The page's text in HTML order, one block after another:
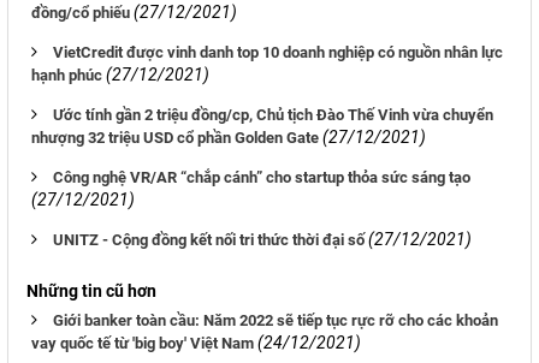
đồng/cổ phiếu (27/12/2021)
VietCredit được vinh danh top 10 doanh nghiệp có nguồn nhân lực
hạnh phúc (27/12/2021)
Ước tính gần 2 triệu đồng/cp, Chủ tịch Đào Thế Vinh vừa chuyển
nhượng 32 triệu USD cổ phần Golden Gate (27/12/2021)
Công nghệ VR/AR “chắp cánh” cho startup thỏa sức sáng tạo
(27/12/2021)
UNITZ - Cộng đồng kết nối tri thức thời đại số (27/12/2021)
Những tin cũ hơn
Giới banker toàn cầu: Năm 2022 sẽ tiếp tục rực rỡ cho các khoản
vay quốc tế từ 'big boy' Việt Nam (24/12/2021)